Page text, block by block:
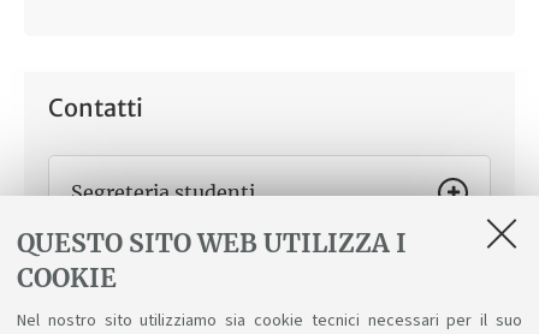
QUESTO SITO WEB UTILIZZA I
COOKIE
Nel nostro sito utilizziamo sia cookie tecnici necessari per il suo
Contatti
Segreteria studenti
Come ti può aiutareIscrizioni, cambi di corso,
trasferimenti da e verso altri atenei, laurea, diploma
supplement e altre procedure. Usa lo Sportello
virtuale per contattarci.